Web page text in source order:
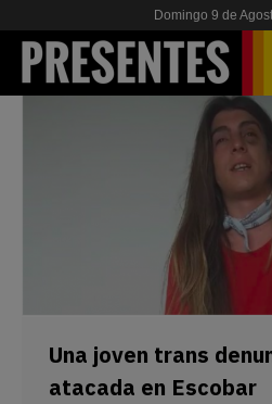
Domingo 9 de
INVESTIGACIONES
Una joven trans
atacada en Escobar